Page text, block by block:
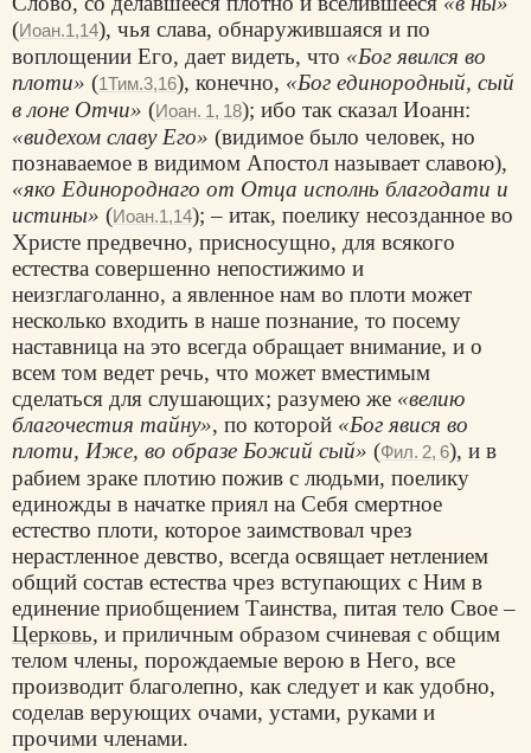
(Иоан.1,14), чья слава, обнаружившаяся и по
воплощении Его, дает видеть, что «Бог явился во
плоти» (1Тим.3,16), конечно, «Бог единородный, сый
в лоне Отчи» (Иоан. 1, 18); ибо так сказал Иоанн:
«видехом славу Его» (видимое было человек, но
познаваемое в видимом Апостол называет славою),
«яко Единороднаго от Отца исполнь благодати и
истины» (Иоан.1,14); – итак, пoелику несозданное во
Христе предвечно, присносущно, для всякого
естества совершенно непостижимо и
неизглаголанно, а явленное нам во плоти может
несколько входить в наше познание, то посему
наставница на это всегда обращает внимание, и о
всем том ведет речь, что может вместимым
сделаться для слушающих; разумею же «велию
благочестия тайну», по которой «Бог явися во
плоти, Иже, во образе Божий сый» (Фил. 2, 6), и в
рабием зраке плотию пожив с людьми, пoелику
единожды в начатке приял на Себя смертное
естество плоти, которое заимствовал чрез
нерастленное девство, всегда освящает нетлением
общий состав естества чрез вступающих с Ним в
единение приобщением Таинства, питая тело Свое –
Церковь, и приличным образом счиневая с общим
телом члены, порождаемые верою в Него, все
производит благолепно, как следует и как удобно,
соделав верующих очами, устами, руками и
прочими членами.